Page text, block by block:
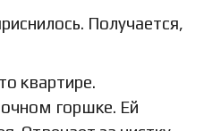
Получается,
квартире.
горшке. Ей